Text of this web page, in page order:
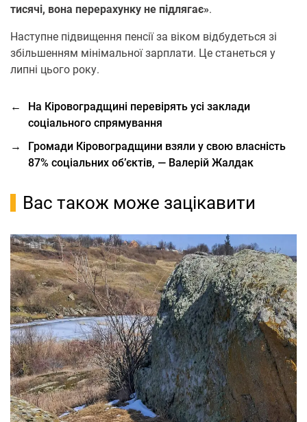
тисячі, вона перерахунку не підлягає».
Наступне підвищення пенсії за віком відбудеться зі
збільшенням мінімальної зарплати. Це станеться у
липні цього року.
←
На Кіровоградщині перевірять усі заклади
соціального спрямування
→
Громади Кіровоградщини взяли у свою власність
87% соціальних об’єктів, — Валерій Жалдак
Вас також може зацікавити